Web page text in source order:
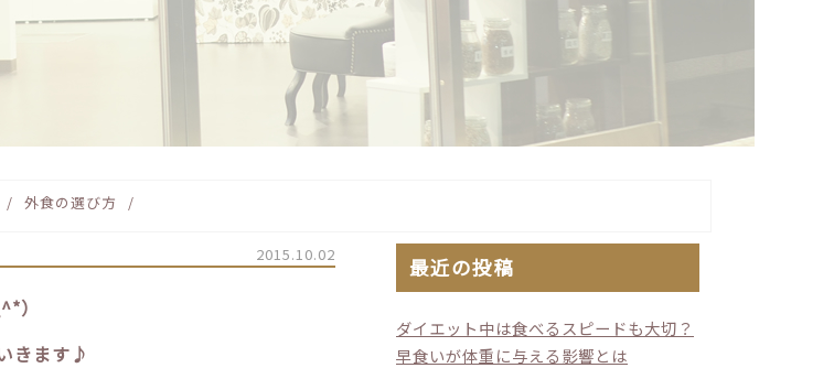
外食の選び方
2015.10.02
）
きます♪
最近の投稿
ダイエット中は食べるスピードも大切？
早食いが体重に与える影響とは